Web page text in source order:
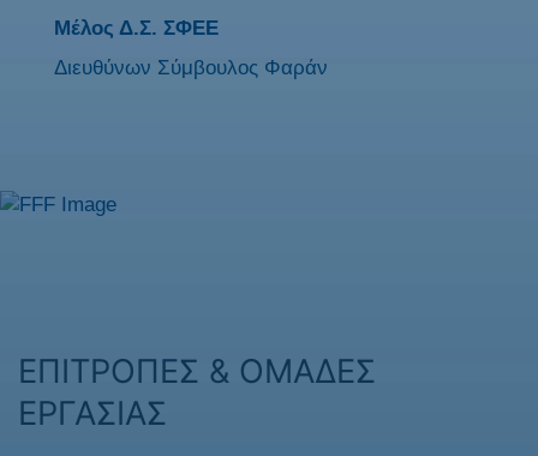
Μέλος Δ.Σ. ΣΦΕΕ
Διευθύνων Σύμβουλος Φαράν
ΕΠΙΤΡΟΠΕΣ & ΟΜΑΔΕΣ
ΕΡΓΑΣΙΑΣ